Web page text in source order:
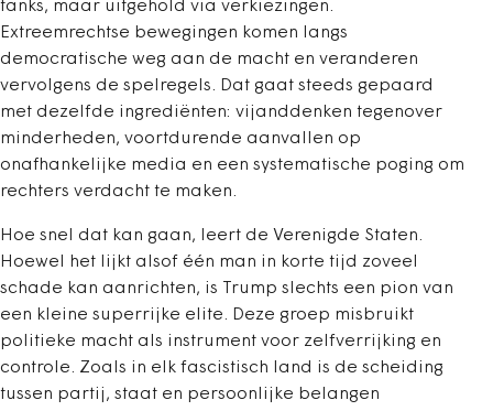
tanks, maar uitgehold via verkiezingen.
Extreemrechtse bewegingen komen langs
democratische weg aan de macht en veranderen
vervolgens de spelregels. Dat gaat steeds gepaard
met dezelfde ingrediënten: vijanddenken tegenover
minderheden, voortdurende aanvallen op
onafhankelijke media en een systematische poging om
rechters verdacht te maken.
Hoe snel dat kan gaan, leert de Verenigde Staten.
Hoewel het lijkt alsof één man in korte tijd zoveel
schade kan aanrichten, is Trump slechts een pion van
een kleine superrijke elite. Deze groep misbruikt
politieke macht als instrument voor zelfverrijking en
controle. Zoals in elk fascistisch land is de scheiding
tussen partij, staat en persoonlijke belangen